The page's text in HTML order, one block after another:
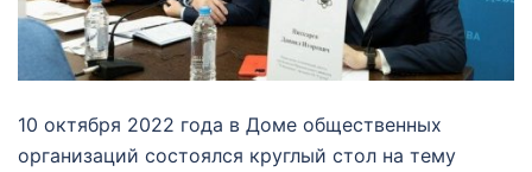
10 октября 2022 года в Доме общественных
организаций состоялся круглый стол на тему